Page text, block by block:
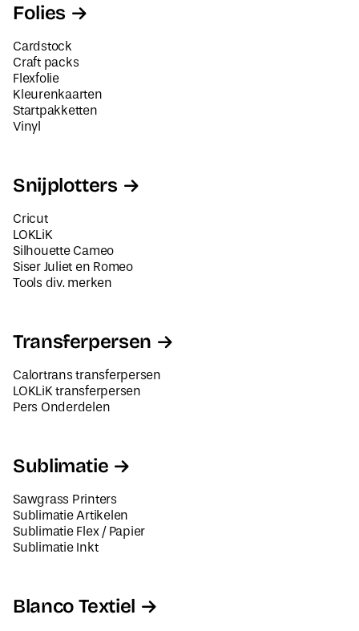
Folies
Cardstock
Craft packs
Flexfolie
Kleurenkaarten
Startpakketten
Vinyl
Snijplotters
Cricut
LOKLiK
Silhouette Cameo
Siser Juliet en Romeo
Tools div. merken
Transferpersen
Calortrans transferpersen
LOKLiK transferpersen
Pers Onderdelen
Sublimatie
Sawgrass Printers
Sublimatie Artikelen
Sublimatie Flex / Papier
Sublimatie Inkt
Blanco Textiel